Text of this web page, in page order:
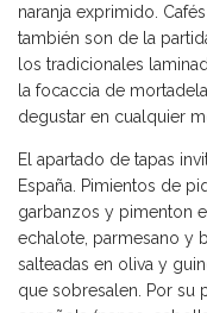
naranja exprimido.
también son de la
los tradicionales
la focaccia de
degustar en cualquier
El apartado de tapas
España. Pimientos de
garbanzos y pimenton
echalote, parmesano y
salteadas en oliva y
que sobresalen. Por su